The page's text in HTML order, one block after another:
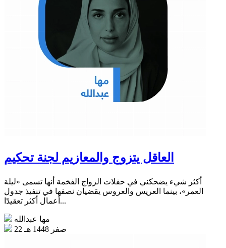
العاقل يتزوج والمعازيم لجنة تحكيم
أكثر شيء يضحكني في حفلات الزواج الفخمة أنها تسمى «ليلة
العمر»، بينما العريس والعروس يقضيان نصفها في تنفيذ جدول
أعمال أكثر تعقيدًا...
مها عبدالله
22 صفر 1448 هـ